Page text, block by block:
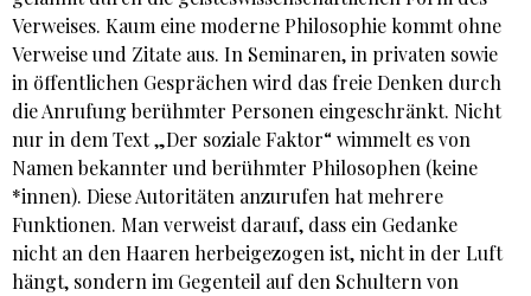
Verweises. Kaum eine moderne Philosophie kommt ohne
Verweise und Zitate aus. In Seminaren, in privaten sowie
in öffentlichen Gesprächen wird das freie Denken durch
die Anrufung berühmter Personen eingeschränkt. Nicht
nur in dem Text „Der soziale Faktor“ wimmelt es von
Namen bekannter und berühmter Philosophen (keine
*innen). Diese Autoritäten anzurufen hat mehrere
Funktionen. Man verweist darauf, dass ein Gedanke
nicht an den Haaren herbeigezogen ist, nicht in der Luft
hängt, sondern im Gegenteil auf den Schultern von